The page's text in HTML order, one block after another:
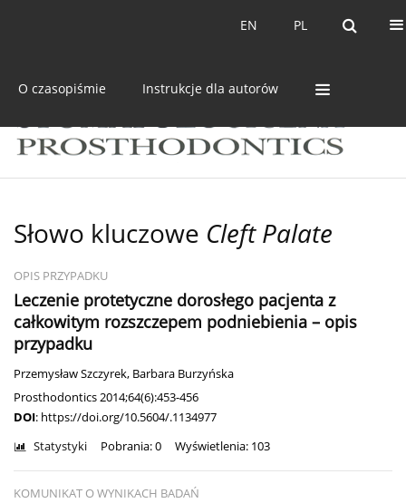
PL
EN PL
EN
O czasopiśmie Instrukcje dla autorów
Słowo kluczowe Cleft Palate
OPIS PRZYPADKU
Leczenie protetyczne dorosłego pacjenta z
całkowitym rozszczepem podniebienia – opis
przypadku
Przemysław Szczyrek, Barbara Burzyńska
Prosthodontics 2014;64(6):453-456
DOI: https://doi.org/10.5604/.1134977
Statystyki Pobrania: 0 Wyświetlenia: 103
KOMUNIKAT O WYNIKACH BADAŃ